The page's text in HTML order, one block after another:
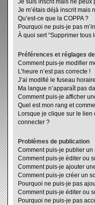
Je suis inscrit mais ne peux
Je m’étais déjà inscrit mais
Qu’est-ce que la COPPA ?
Pourquoi ne puis-je pas
À quoi sert “Supprimer tous
Préférences et réglages
Comment puis-je modifier
L’heure n’est pas correcte !
J’ai modifié le fuseau
Ma langue n’apparaît pas
Comment puis-je afficher
Quel est mon rang et
Lorsque je clique sur le lien
connecter ?
Problèmes de publication
Comment puis-je publier un
Comment puis-je éditer ou
Comment puis-je ajouter
Comment puis-je créer un
Pourquoi ne puis-je pas
Comment puis-je éditer ou
Pourquoi ne puis-je pas